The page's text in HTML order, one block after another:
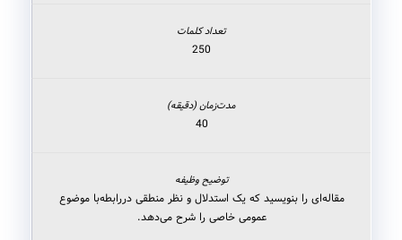
250
40
مقاله‌ای را بنویسید که یک استدلال و نظر منطقی دررابطه‌با موضوع
عمومی خاصی را شرح می‌دهد.